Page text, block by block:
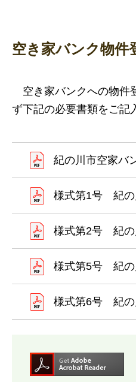
空き家バンク物件
空き家バンクへの物件
ず下記の必要書類をご記
紀の川市空家バ
様式第1号 紀の
様式第2号 紀の
様式第5号 紀の
様式第6号 紀の